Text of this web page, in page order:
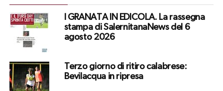
I GRANATA IN EDICOLA. La rassegna
stampa di SalernitanaNews del 6
agosto 2026
Terzo giorno di ritiro calabrese:
Bevilacqua in ripresa